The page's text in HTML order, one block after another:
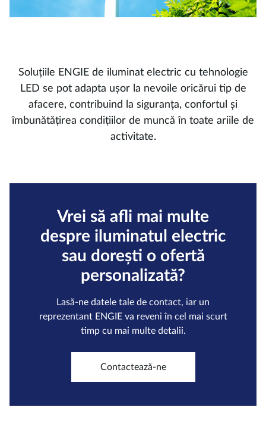
Soluțiile ENGIE de iluminat electric cu tehnologie
LED se pot adapta ușor la nevoile oricărui tip de
afacere, contribuind la siguranța, confortul și
îmbunătățirea condițiilor de muncă în toate ariile de
activitate.
Vrei să afli mai multe
despre iluminatul electric
sau dorești o ofertă
personalizată?
Lasă-ne datele tale de contact, iar un
reprezentant ENGIE va reveni în cel mai scurt
timp cu mai multe detalii.
Contactează-ne